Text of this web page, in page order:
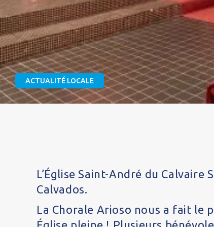
ACTUALITÉ LOCALE
L’Église Saint-André du
Calvados.
La Chorale Arioso nous a fait le